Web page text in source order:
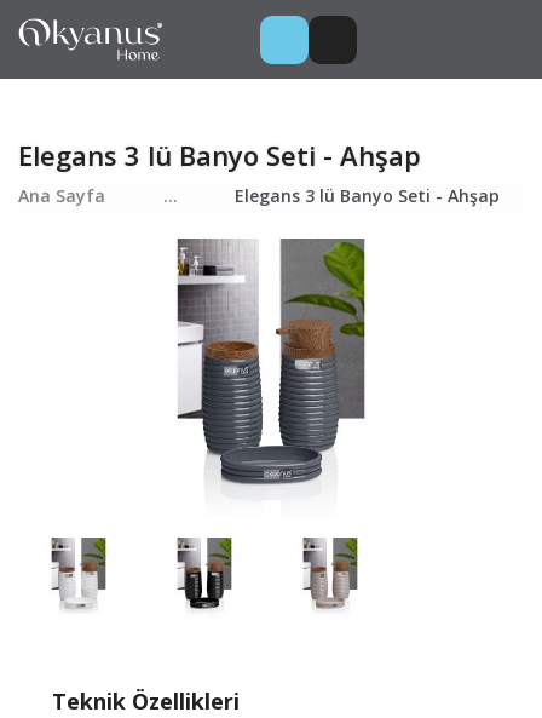
Elegans 3 lü Banyo Seti - Ahşap
Ana Sayfa ... Elegans 3 lü Banyo Seti - Ahşap
Teknik Özellikleri